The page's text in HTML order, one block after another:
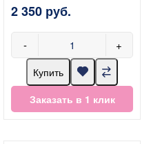
2 350 руб.
- +
Купить
Заказать в 1 клик